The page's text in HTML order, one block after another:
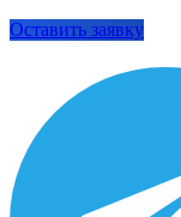
Оставить заявку